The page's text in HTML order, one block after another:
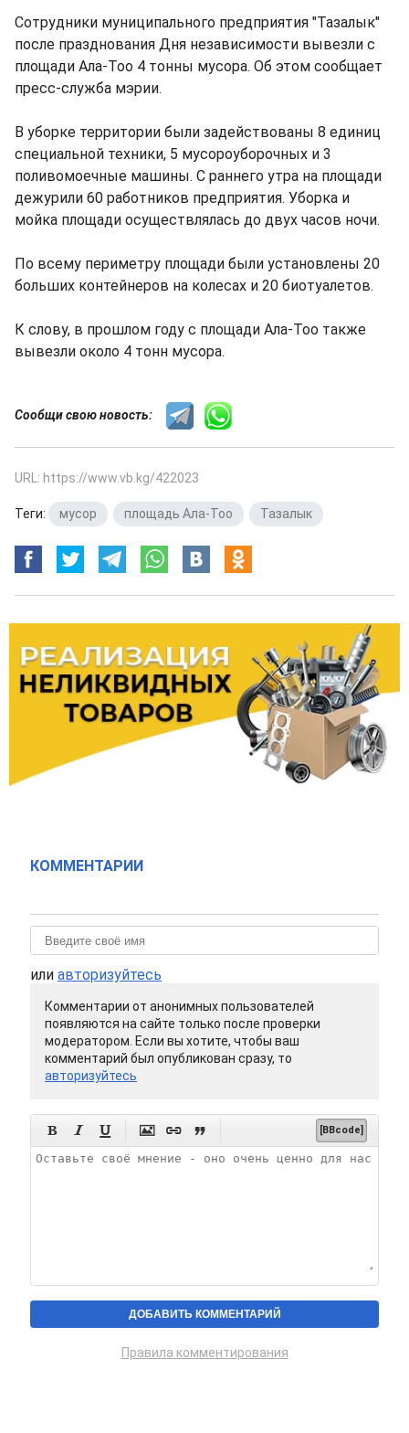
Сотрудники муниципального предприятия "Тазалык"
после празднования Дня независимости вывезли с
площади Ала-Тоо 4 тонны мусора. Об этом сообщает
пресс-служба мэрии.
В уборке территории были задействованы 8 единиц
специальной техники, 5 мусороуборочных и 3
поливомоечные машины. С раннего утра на площади
дежурили 60 работников предприятия. Уборка и
мойка площади осуществлялась до двух часов ночи.
По всему периметру площади были установлены 20
больших контейнеров на колесах и 20 биотуалетов.
К слову, в прошлом году с площади Ала-Тоо также
вывезли около 4 тонн мусора.
Сообщи свою новость:
URL: https://www.vb.kg/422023
Теги: мусор площадь Ала-Тоо Тазалык
КОММЕНТАРИИ
или авторизуйтесь
Комментарии от анонимных пользователей
появляются на сайте только после проверки
модератором. Если вы хотите, чтобы ваш
комментарий был опубликован сразу, то
авторизуйтесь
      [BBcode]
Правила комментирования